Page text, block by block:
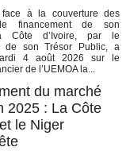
face à la couverture des
financement de son
Côte d’Ivoire, par le
de son Trésor Public, a
4 août 2026 sur le
de l’UEMOA la...
du marché
2025 : La Côte
le Niger